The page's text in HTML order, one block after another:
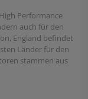
Performance
auch für den
England befindet
Länder für den
stammen aus